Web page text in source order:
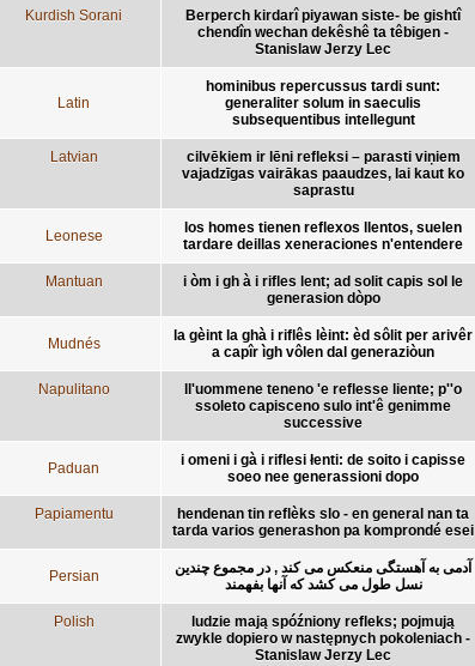
Kurdish Sorani
Berperch kirdarî piyawan siste- be gishtî
chendîn wechan dekêshê ta têbigen -
Stanislaw Jerzy Lec
Latin
hominibus repercussus tardi sunt:
generaliter solum in saeculis
subsequentibus intellegunt
Latvian
cilvēkiem ir lēni refleksi – parasti viņiem
vajadzīgas vairākas paaudzes, lai kaut ko
saprastu
Leonese
los homes tienen reflexos llentos, suelen
tardare deillas xeneraciones n'entendere
Mantuan
i òm i gh à i rifles lent; ad solit capis sol le
generasion dòpo
Mudnés
la gèint la ghà i riflês lèint: èd sôlit per arivêr
a capîr ìgh vôlen dal generaziòun
Napulitano
ll'uommene teneno 'e reflesse liente; p''o
ssoleto capisceno sulo int'ê genimme
successive
Paduan
i omeni i gà i riflesi łenti: de soito i capisse
soeo nee generassioni dopo
Papiamentu
hendenan tin reflèks slo - en general nan ta
tarda varios generashon pa komprondé esei
Persian
آدمی به آهستگی منعکس می کند , در مجموع چندین
نسل طول می کشد که آنها بفهمند
Polish
ludzie mają spóźniony refleks; pojmują
zwykle dopiero w następnych pokoleniach -
Stanislaw Jerzy Lec